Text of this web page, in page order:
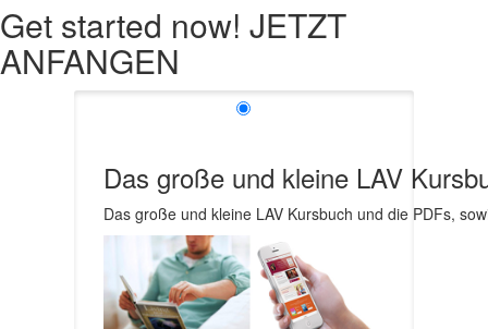
Get started now! JETZT
ANFANGEN
Das große und kleine LAV
Das große und kleine LAV Kursbuch und die PDFs,